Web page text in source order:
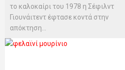
το καλοκαίρι του 1978 η Σέφιλντ
Γιουνάιτεντ έφτασε κοντά στην
απόκτηση...